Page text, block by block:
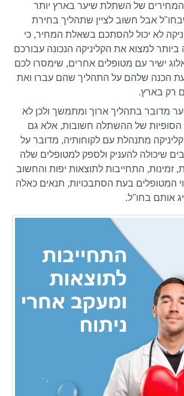
של השתלת שיער בארץ יותר
אבל חשוב לציין שתהליך בחירת
לא יכול להסתכם בשאלת המחיר, כי
למצוא את הקליניקה הנכונה עבורכם
ישיר עם מטופלים אחרים, שימסרו לכם
הכנה שלהם על התהליך שהם עברו ואת
רק בארץ.
מדובר בתהליך ארוך ומתמשך ולכן לא
הסופיות של ההשתלה חשובות, אלא גם
מתנהלת עם לקוחותיה, מדובר על
שיכולה להעניק ולספק למטופלים שלה
זמינות, התחייבות לתוצאות יפות והחשוב
המטופלים בעת הסתבכויות, תנאים כאלה
אותם בחו"ל.